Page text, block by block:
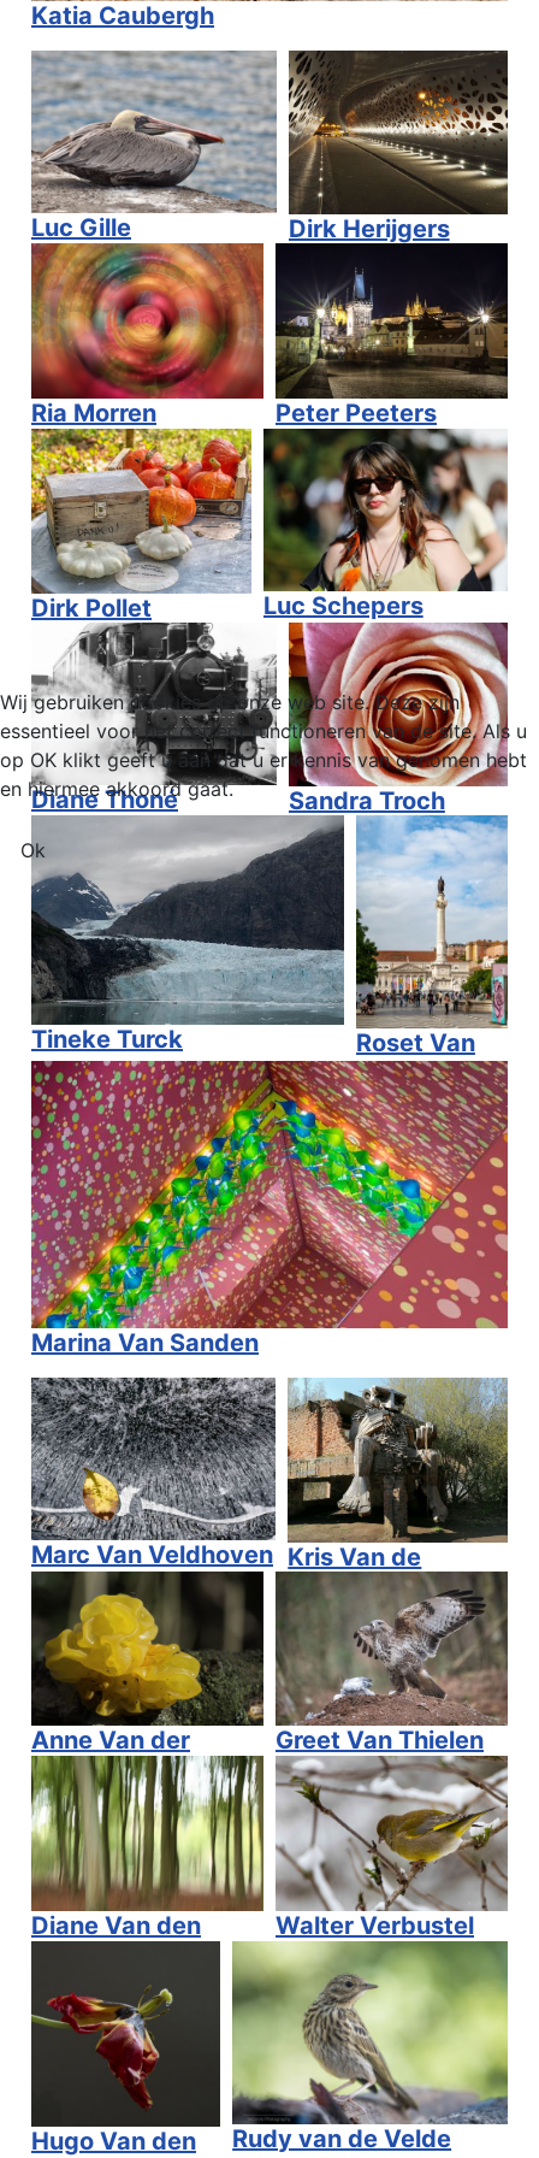
Katia Caubergh
Luc Gille Dirk Herijgers
Ria Morren Peter Peeters
Dirk Pollet Luc Schepers
Diane Thoné Sandra Troch
Tineke Turck
Roset Van
Praet
Marina Van Sanden
Marc Van Veldhoven Kris Van de
Voorde
Anne Van der
Linden
Greet Van Thielen
Diane Van den
Walter Verbustel
Hugo Van den
Rudy van de Velde
Wij gebruiken cookies op onze web site. Deze zijn
essentieel voor het correct functioneren van de site. Als u
op OK klikt geeft u aan dat u er kennis van genomen hebt
en hiermee akkoord gaat.
Ok